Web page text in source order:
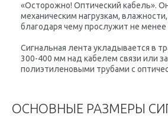
«Осторожно! Оптический кабель».
механическим нагрузкам,
благодаря чему прослужит не менее
Сигнальная лента укладывается в
300-400 мм над кабелем связи или
полиэтиленовыми трубами с
ОСНОВНЫЕ РАЗМЕРЫ